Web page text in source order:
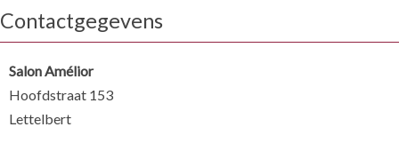
Contactgegevens
Salon Amélior
Hoofdstraat 153
Lettelbert